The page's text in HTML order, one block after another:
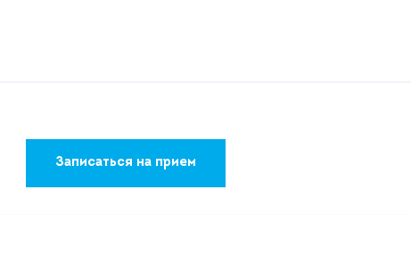
Записаться на прием